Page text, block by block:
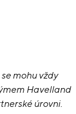
mohu vždy
Havelland
úrovni.